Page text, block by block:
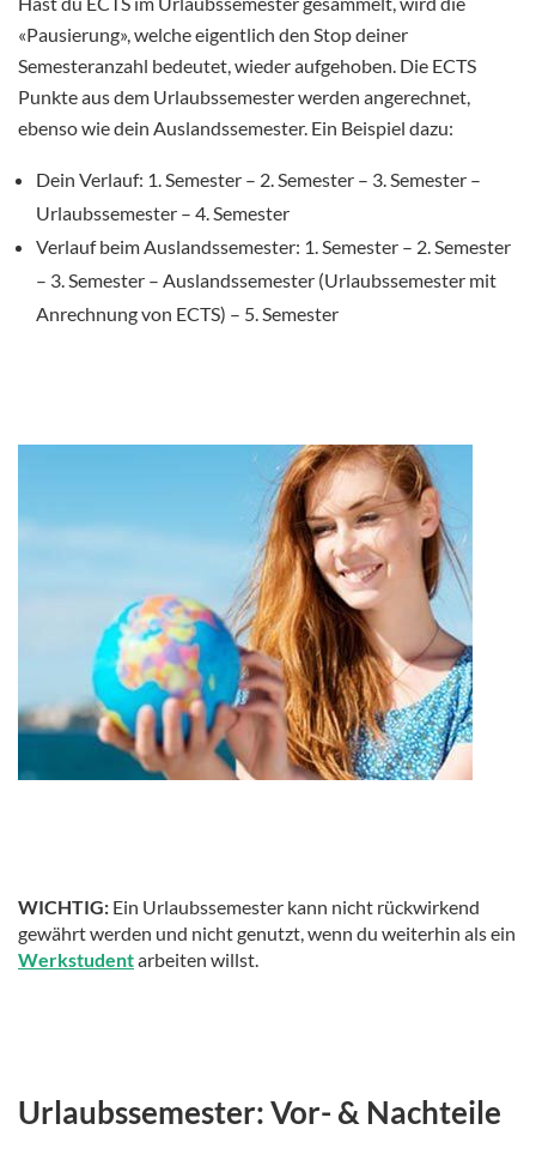
«Pausierung», welche eigentlich den Stop deiner
Semesteranzahl bedeutet, wieder aufgehoben. Die ECTS
Punkte aus dem Urlaubssemester werden angerechnet,
ebenso wie dein Auslandssemester. Ein Beispiel dazu:
Dein Verlauf: 1. Semester – 2. Semester – 3. Semester –
Urlaubssemester – 4. Semester
Verlauf beim Auslandssemester: 1. Semester – 2. Semester
– 3. Semester – Auslandssemester (Urlaubssemester mit
Anrechnung von ECTS) – 5. Semester
WICHTIG: Ein Urlaubssemester kann nicht rückwirkend
gewährt werden und nicht genutzt, wenn du weiterhin als ein
Werkstudentarbeiten willst.
Urlaubssemester: Vor- & Nachteile